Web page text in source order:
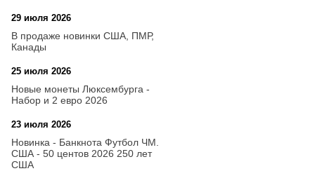
29 июля 2026
В продаже новинки США, ПМР,
Канады
25 июля 2026
Новые монеты Люксембурга -
Набор и 2 евро 2026
23 июля 2026
Новинка - Банкнота Футбол ЧМ.
США - 50 центов 2026 250 лет
США